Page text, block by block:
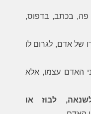
בכתב, בדפוס,
של אדם, לגרום לו
האדם עצמו, אלא
לבוז או